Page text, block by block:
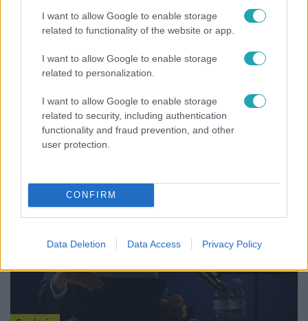
I want to allow Google to enable storage
related to functionality of the website or app.
I want to allow Google to enable storage
related to personalization.
I want to allow Google to enable storage
related to security, including authentication
functionality and fraud prevention, and other
user protection.
CONFIRM
Data Deletion Data Access Privacy Policy
Gazdaság
2023. március 20. 17:18
A Vodafone után a Yettelben is részesedése lett a
magyar államnak
A 4iG-vel cserélt részvényt a Corvinus Zrt., így szerzett
az állam közvetett kisebbségi tulajdonrészt a
telekommunikációs cégben.